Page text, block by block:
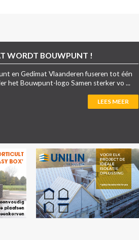
WORDT BOUWPUNT !
en Gedimat Vlaanderen fuseren tot één
het Bouwpunt-logo Samen sterker vo ...
LEES MEER